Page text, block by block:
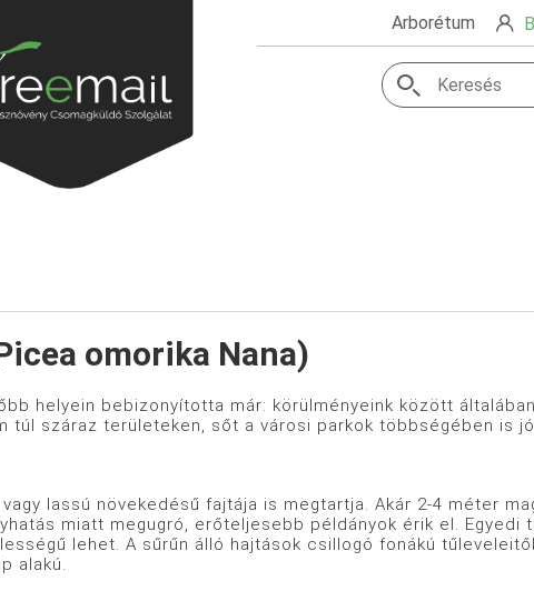
Arborétum
omorika Nana)
helyein bebizonyította már: körülményeink között
túl száraz területeken, sőt a városi parkok többségében is
növekedésű fajtája is megtartja. Akár 2-4 méter
miatt megugró, erőteljesebb példányok érik el. Egyedi
lehet. A sűrűn álló hajtások csillogó fonákú
alakú.